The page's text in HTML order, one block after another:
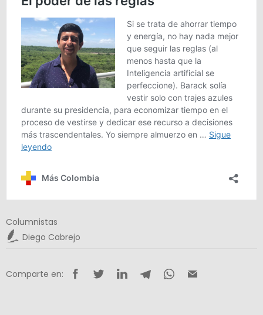
Columnistas
Diego Cabrejo
Comparte en: